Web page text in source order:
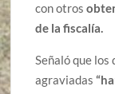
con otros
de la fiscalía.
Señaló que
agraviadas